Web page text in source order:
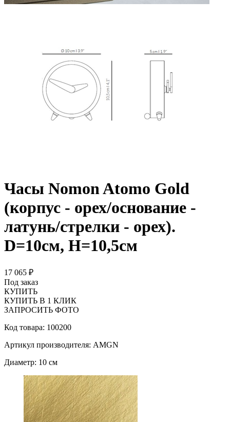
Часы Nomon Atomo Gold
(корпус - орех/основание -
латунь/стрелки - орех).
D=10см, H=10,5см
17 065 ₽
Под заказ
КУПИТЬ
КУПИТЬ В 1 КЛИК
ЗАПРОСИТЬ ФОТО
Код товара: 100200
Артикул производителя: AMGN
Диаметр: 10 см